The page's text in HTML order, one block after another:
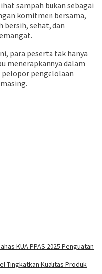
sampah bukan sebagai
komitmen bersama,
bersih, sehat, dan
para peserta tak hanya
menerapkannya dalam
pelopor pengelolaan
KUA PPAS 2025 Penguatan
Tingkatkan Kualitas Produk